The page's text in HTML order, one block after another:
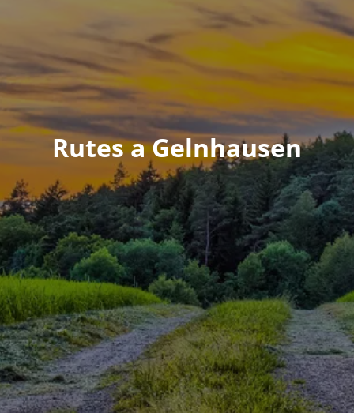
Rutes a Gelnhausen